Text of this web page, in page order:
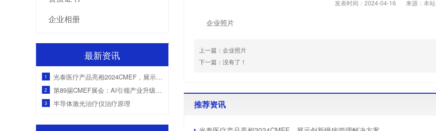
发表时间：2024-04-16 来源：本站
企业照片
上一篇： 企业照片
下一篇： 没有了！
推荐资讯
企业相册
最新资讯
1 光泰医疗产品亮相2024CMEF，展示创新慢病管理解决方案
2 第89届CMEF展会：AI引领产业升级，国产医疗设备获海外客户青睐
3 半导体激光治疗仪治疗原理